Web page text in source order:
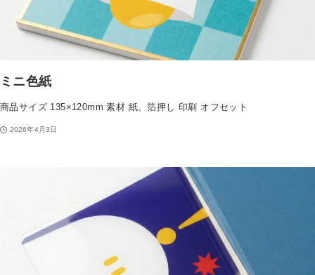
ミニ色紙
商品サイズ 135×120mm 素材 紙、箔押し 印刷 オフセット
2026年4月3日